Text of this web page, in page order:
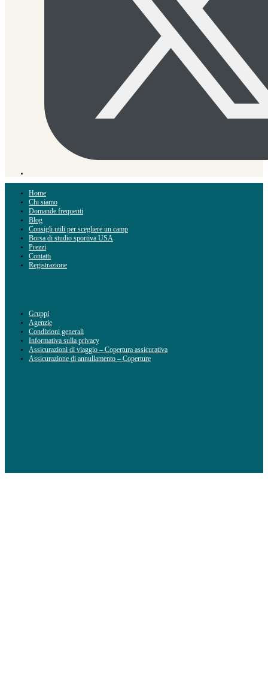
Home
Chi siamo
Domande frequenti
Blog
Consigli utili per scegliere un camp
Borsa di studio sportiva USA
Prezzi
Contatti
Registrazione
Gruppi
Agenzie
Condizioni generali
Informativa sulla privacy
Assicurazioni di viaggio – Copertura assicurativa
Assicurazione di annullamento – Coperture